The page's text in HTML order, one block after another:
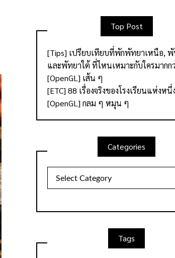
Top Post
[Tips] เปรียบเทียบที่พักพัทยาเหนือ, พั
และพัทยาใต้ ที่ไหนเหมาะกับใครมากก
[OpenGL] เส้น ๆ
[ETC] 88 เรื่องจริงของโรงเรียนแห่งหนึ่ง
[OpenGL] กลม ๆ หมุน ๆ
Categories
Tags